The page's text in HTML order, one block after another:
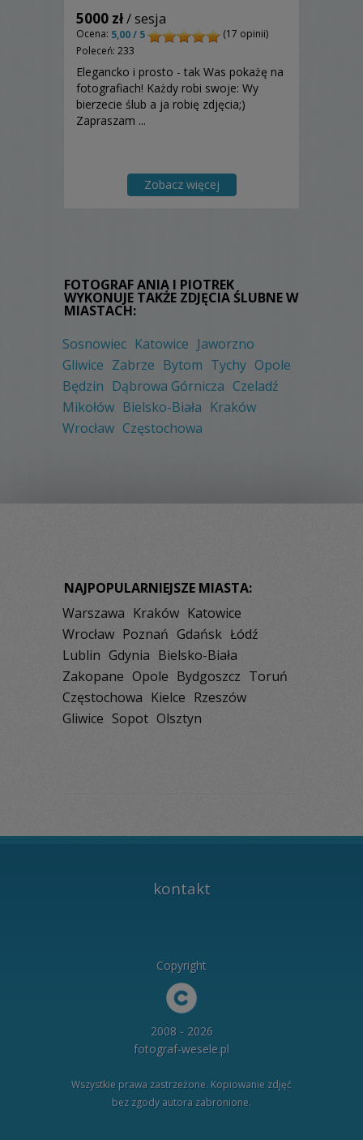
5000 zł/ sesja
Ocena: 5,00 / 5
(17 opinii)
Poleceń: 233
Elegancko i prosto - tak Was pokażę na
fotografiach! Każdy robi swoje: Wy
bierzecie ślub a ja robię zdjęcia;)
Zapraszam ...
Zobacz więcej
FOTOGRAF ANIA I PIOTREK
WYKONUJE TAKŻE ZDJĘCIA ŚLUBNE W
MIASTACH:
Sosnowiec Katowice Jaworzno
Gliwice Zabrze Bytom Tychy Opole
Będzin Dąbrowa Górnicza Czeladź
Mikołów Bielsko-Biała Kraków
Wrocław Częstochowa
NAJPOPULARNIEJSZE MIASTA:
Warszawa Kraków Katowice
Wrocław Poznań Gdańsk Łódź
Lublin Gdynia Bielsko-Biała
Zakopane Opole Bydgoszcz Toruń
Częstochowa Kielce Rzeszów
Gliwice Sopot Olsztyn
kontakt
Copyright
2008 - 2026
fotograf-wesele.pl
Wszystkie prawa zastrzeżone. Kopiowanie zdjęć
bez zgody autora zabronione.